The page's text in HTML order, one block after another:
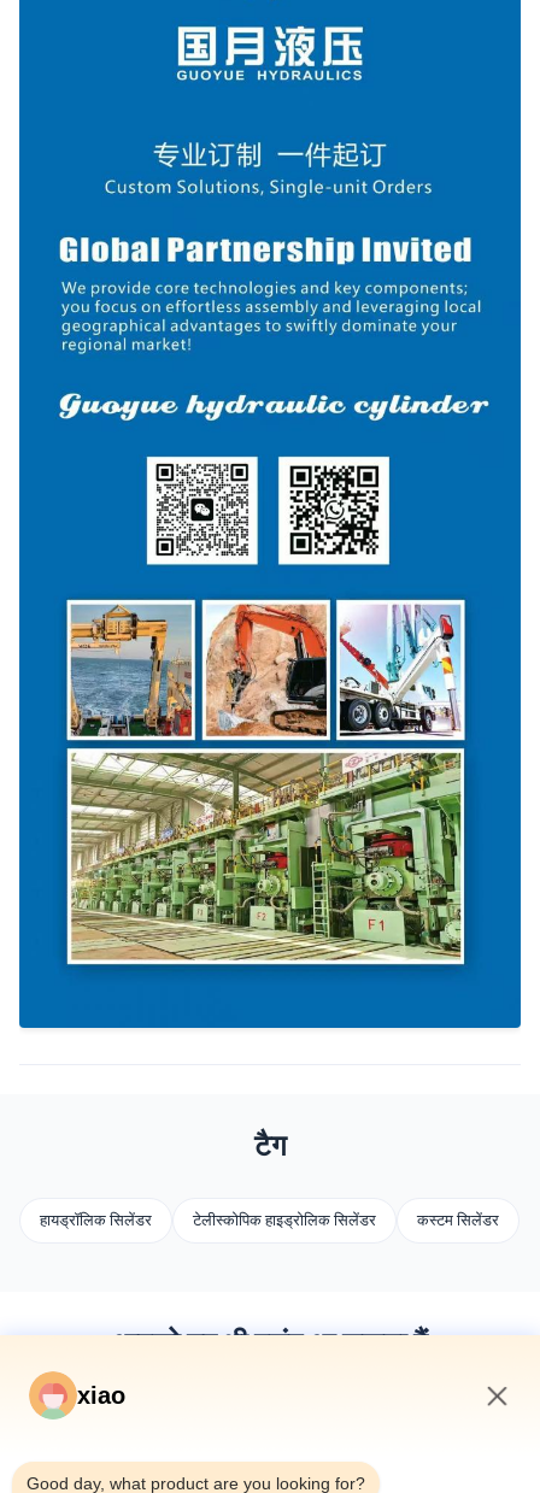
टैग
हायड्रॉलिक सिलेंडर टेलीस्कोपिक हाइड्रोलिक सिलेंडर कस्टम सिलेंडर
आपको यह भी पसंद आ सकता हैं
xiao
Good day, what product are you looking for?